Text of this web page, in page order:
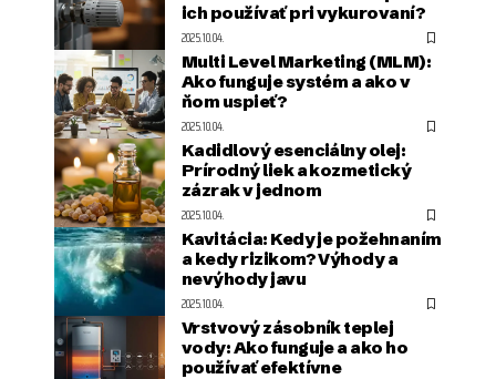
ich používať pri vykurovaní?
2025.10.04.
Multi Level Marketing (MLM):
Ako funguje systém a ako v
ňom uspieť?
2025.10.04.
Kadidlový esenciálny olej:
Prírodný liek a kozmetický
zázrak v jednom
2025.10.04.
Kavitácia: Kedy je požehnaním
a kedy rizikom? Výhody a
nevýhody javu
2025.10.04.
Vrstvový zásobník teplej
vody: Ako funguje a ako ho
používať efektívne